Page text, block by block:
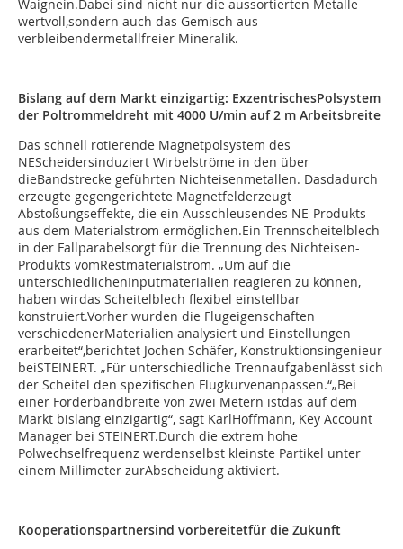
Waignein.Dabei sind nicht nur die aussortierten Metalle
wertvoll,sondern auch das Gemisch aus
verbleibendermetallfreier Mineralik.
Bislang auf dem Markt einzigartig: ExzentrischesPolsystem
der Poltrommeldreht mit 4000 U/min auf 2 m Arbeitsbreite
Das schnell rotierende Magnetpolsystem des
NEScheidersinduziert Wirbelströme in den über
dieBandstrecke geführten Nichteisenmetallen. Dasdadurch
erzeugte gegengerichtete Magnetfelderzeugt
Abstoßungseffekte, die ein Ausschleusendes NE-Produkts
aus dem Materialstrom ermöglichen.Ein Trennscheitelblech
in der Fallparabelsorgt für die Trennung des Nichteisen-
Produkts vomRestmaterialstrom. „Um auf die
unterschiedlichenInputmaterialien reagieren zu können,
haben wirdas Scheitelblech flexibel einstellbar
konstruiert.Vorher wurden die Flugeigenschaften
verschiedenerMaterialien analysiert und Einstellungen
erarbeitet“,berichtet Jochen Schäfer, Konstruktionsingenieur
beiSTEINERT. „Für unterschiedliche Trennaufgabenlässt sich
der Scheitel den spezifischen Flugkurvenanpassen.“„Bei
einer Förderbandbreite von zwei Metern istdas auf dem
Markt bislang einzigartig“, sagt KarlHoffmann, Key Account
Manager bei STEINERT.Durch die extrem hohe
Polwechselfrequenz werdenselbst kleinste Partikel unter
einem Millimeter zurAbscheidung aktiviert.
Kooperationspartnersind vorbereitetfür die Zukunft